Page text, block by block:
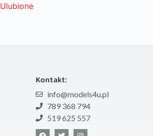
Ulubione
Kontakt:
info@models4u.pl
789 368 794
519 625 557